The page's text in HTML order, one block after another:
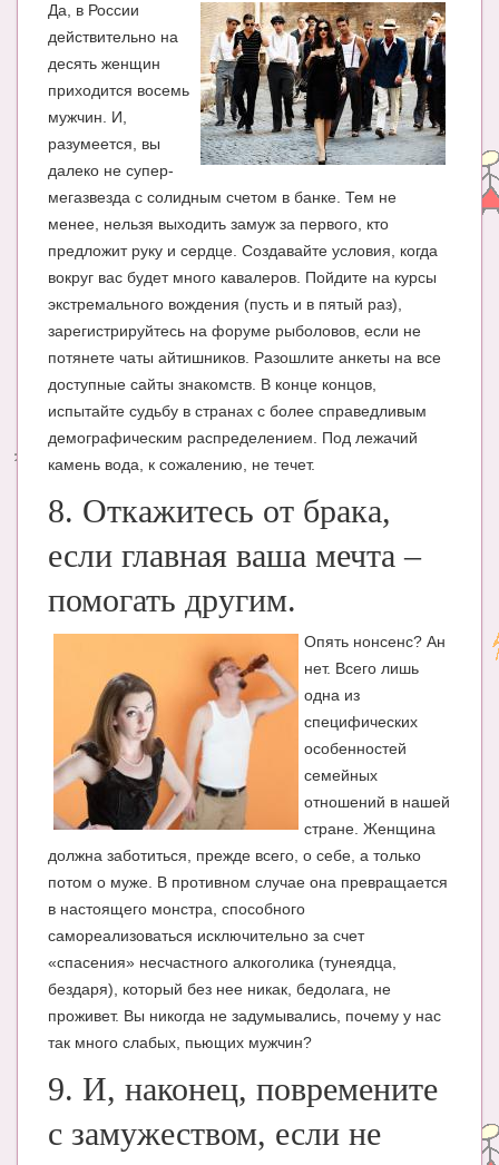
Да, в России
действительно на
десять женщин
приходится восемь
мужчин. И,
разумеется, вы
далеко не супер-
мегазвезда с солидным счетом в банке. Тем не
менее, нельзя выходить замуж за первого, кто
предложит руку и сердце. Создавайте условия, когда
вокруг вас будет много кавалеров. Пойдите на курсы
экстремального вождения (пусть и в пятый раз),
зарегистрируйтесь на форуме рыболовов, если не
потянете чаты айтишников. Разошлите анкеты на все
доступные сайты знакомств. В конце концов,
испытайте судьбу в странах с более справедливым
демографическим распределением. Под лежачий
камень вода, к сожалению, не течет.
8. Откажитесь от брака,
если главная ваша мечта –
помогать другим.
Опять нонсенс? Ан
нет. Всего лишь
одна из
специфических
особенностей
семейных
отношений в нашей
стране. Женщина
должна заботиться, прежде всего, о себе, а только
потом о муже. В противном случае она превращается
в настоящего монстра, способного
самореализоваться исключительно за счет
«спасения» несчастного алкоголика (тунеядца,
бездаря), который без нее никак, бедолага, не
проживет. Вы никогда не задумывались, почему у нас
так много слабых, пьющих мужчин?
9. И, наконец, повремените
с замужеством, если не